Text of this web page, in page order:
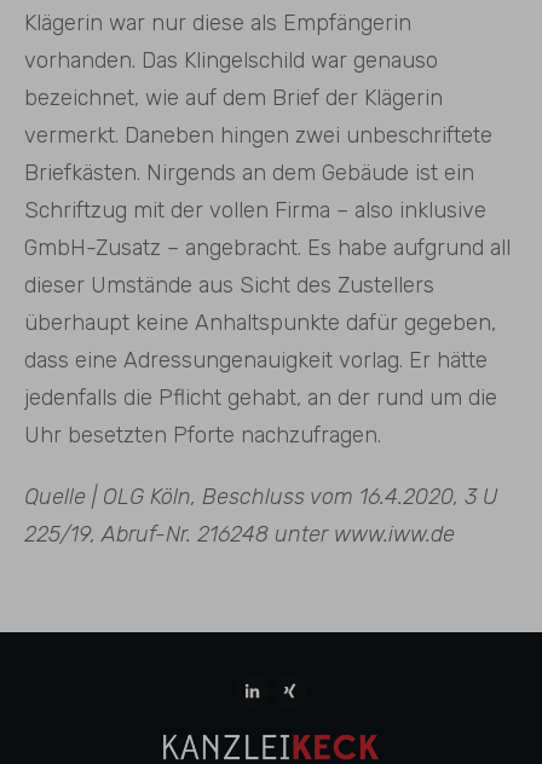
Klägerin war nur diese als Empfängerin
vorhanden. Das Klingelschild war genauso
bezeichnet, wie auf dem Brief der Klägerin
vermerkt. Daneben hingen zwei unbeschriftete
Briefkästen. Nirgends an dem Gebäude ist ein
Schriftzug mit der vollen Firma – also inklusive
GmbH-Zusatz – angebracht. Es habe aufgrund all
dieser Umstände aus Sicht des Zustellers
überhaupt keine Anhaltspunkte dafür gegeben,
dass eine Adressungenauigkeit vorlag. Er hätte
jedenfalls die Pflicht gehabt, an der rund um die
Uhr besetzten Pforte nachzufragen.
Quelle | OLG Köln, Beschluss vom 16.4.2020, 3 U
225/19, Abruf-Nr. 216248 unter www.iww.de